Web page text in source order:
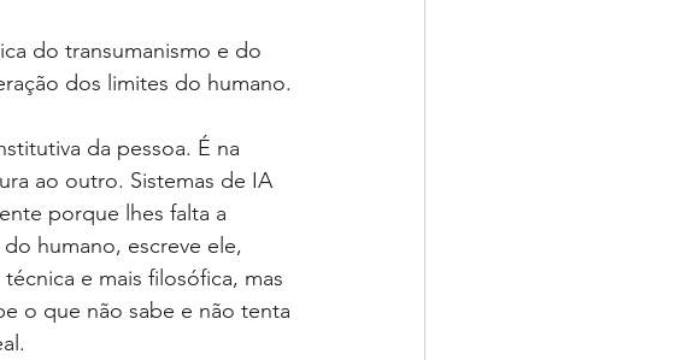
do transumanismo e do
dos limites do humano.
da pessoa. É na
ao outro. Sistemas de IA
porque lhes falta a
humano, escreve ele,
e mais filosófica, mas
o que não sabe e não tenta